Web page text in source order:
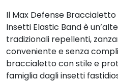
Il Max Defense
Insetti Elastic Band è
tradizionali repellenti,
conveniente e senza
braccialetto con stile e
famiglia dagli insetti